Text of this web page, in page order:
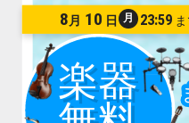
8 月 10 日 月 23:59